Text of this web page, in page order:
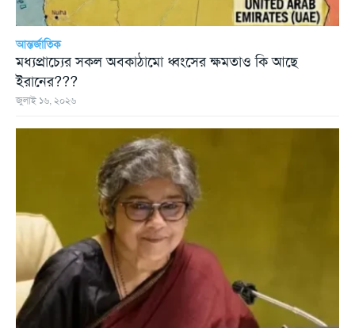
আন্তর্জাতিক
মধ্যপ্রাচ্যের সকল অবকাঠামো ধ্বংসের ক্ষমতাও কি আছে
ইরানের???
জুলাই ১৬, ২০২৬